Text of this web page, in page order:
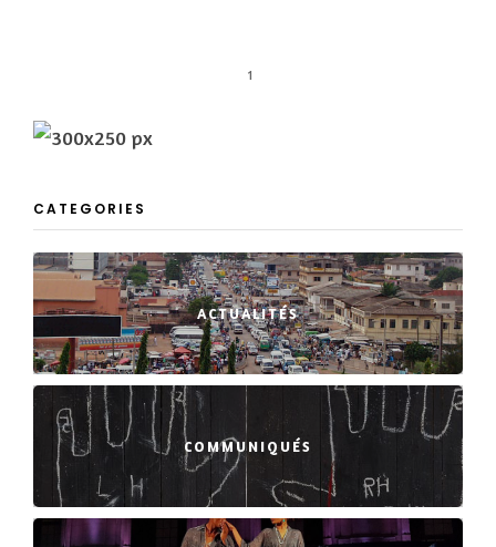
1
CATEGORIES
ACTUALITÉS
COMMUNIQUÉS